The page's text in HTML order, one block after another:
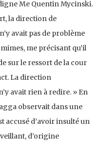
Me Quentin Mycinski.
la direction de
avait pas de problème
me précisant qu’il
sur le ressort de la cour
La direction
avait rien à redire. » En
observait dans une
accusé d’avoir insulté un
d’origine